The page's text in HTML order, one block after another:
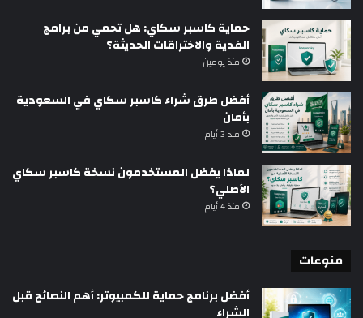
حماية كاسبر سكاي: هل تحمي من برامج
الفدية والاختراقات الحديثة؟
منذ يومين
أفضل طرق شراء كاسبر سكاي في السعودية
بأمان
منذ 3 أيام
لماذا يفضل المستخدمون نسخة كاسبر سكاي
الأصلي؟
منذ 4 أيام
منوعات
أفضل برنامج حماية للكمبيوتر: أهم النصائح قبل
الشراء